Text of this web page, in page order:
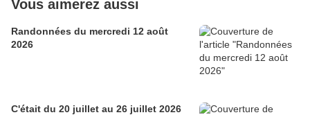
Vous aimerez aussi
Randonnées du mercredi 12 août
2026
C'était du 20 juillet au 26 juillet 2026